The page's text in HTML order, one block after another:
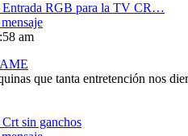
Entrada RGB para la TV CR…
am
que tanta entretención nos
sin ganchos